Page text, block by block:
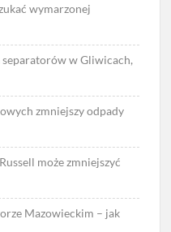
wymarzonej
separatorów w Gliwicach,
zmniejszy odpady
może zmniejszyć
Mazowieckim – jak